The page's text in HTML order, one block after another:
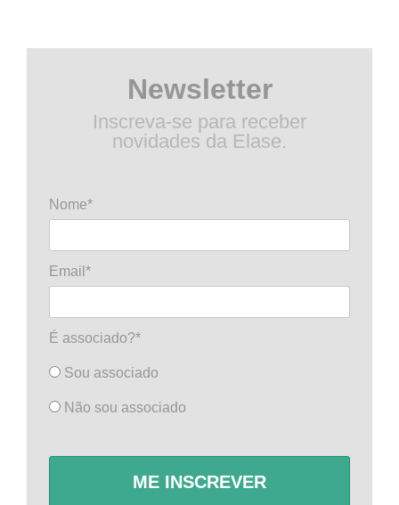
Newsletter
Inscreva-se para receber
novidades da Elase.
Nome*
Email*
É associado?*
Sou associado
Não sou associado
ME INSCREVER